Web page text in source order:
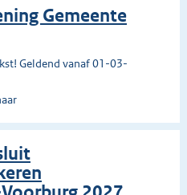
Gemeente
Geldend vanaf 01-03-